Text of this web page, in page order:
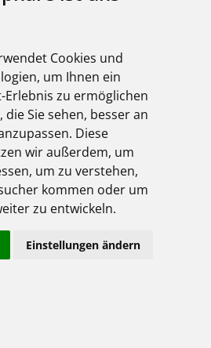
Cookies und
um Ihnen ein
Erlebnis zu ermöglichen
Sie sehen, besser an
Diese
wir außerdem, um
um zu verstehen,
kommen oder um
zu entwickeln.
Einstellungen ändern